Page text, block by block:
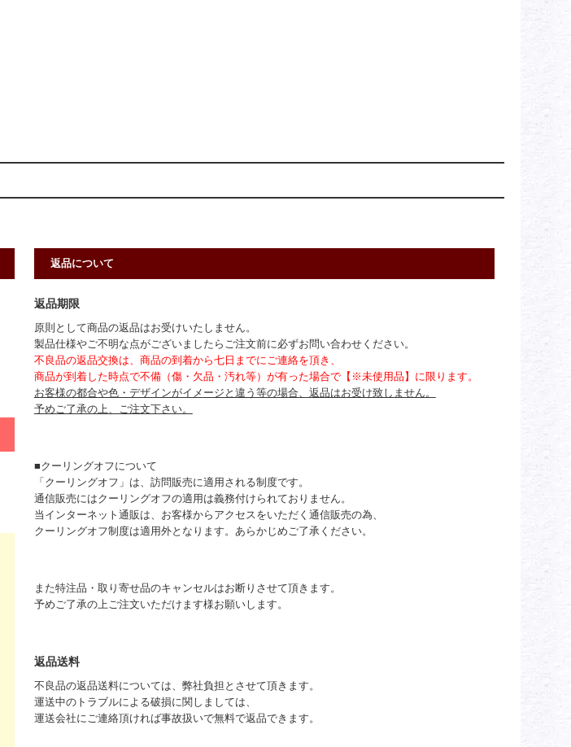
返品について
返品期限
原則として商品の返品はお受けいたしません。
製品仕様やご不明な点がございましたらご注文前に必ずお問い合わせください。
不良品の返品交換は、商品の到着から七日までにご連絡を頂き、
商品が到着した時点で不備（傷・欠品・汚れ等）が有った場合で【※未使用品】に限ります。
お客様の都合や色・デザインがイメージと違う等の場合、返品はお受け致しません。
予めご了承の上、ご注文下さい。
■クーリングオフについて
「クーリングオフ」は、訪問販売に適用される制度です。
通信販売にはクーリングオフの適用は義務付けられておりません。
当インターネット通販は、お客様からアクセスをいただく通信販売の為、
クーリングオフ制度は適用外となります。あらかじめご了承ください。
また特注品・取り寄せ品のキャンセルはお断りさせて頂きます。
予めご了承の上ご注文いただけます様お願いします。
返品送料
不良品の返品送料については、弊社負担とさせて頂きます。
運送中のトラブルによる破損に関しましては、
運送会社にご連絡頂ければ事故扱いで無料で返品できます。